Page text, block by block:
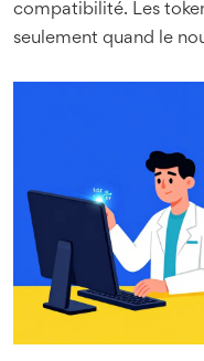
compatibilité. Les
seulement quand le